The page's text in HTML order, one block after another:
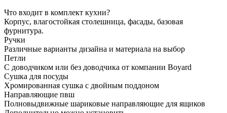
Что входит в комплект кухни?
Корпус, влагостойкая столешница, фасады, базовая
фурнитура.
Ручки
Различные варианты дизайна и материала на выбор
Петли
С доводчиком или без доводчика от компании Boyard
Сушка для посуды
Хромированная сушка с двойным поддоном
Направляющие пвш
Полновыдвижные шариковые направляющие для ящиков